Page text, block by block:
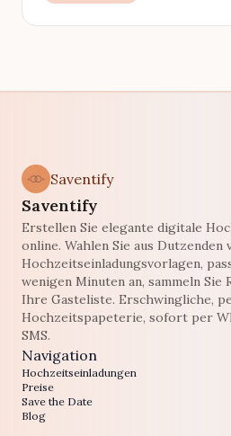
Saventify
Saventify
Erstellen Sie elegante digitale
online. Wahlen Sie aus Dutzenden
Hochzeitseinladungsvorlagen,
wenigen Minuten an, sammeln Sie
Ihre Gasteliste. Erschwingliche,
Hochzeitspapeterie, sofort per
SMS.
Navigation
Hochzeitseinladungen
Preise
Save the Date
Blog